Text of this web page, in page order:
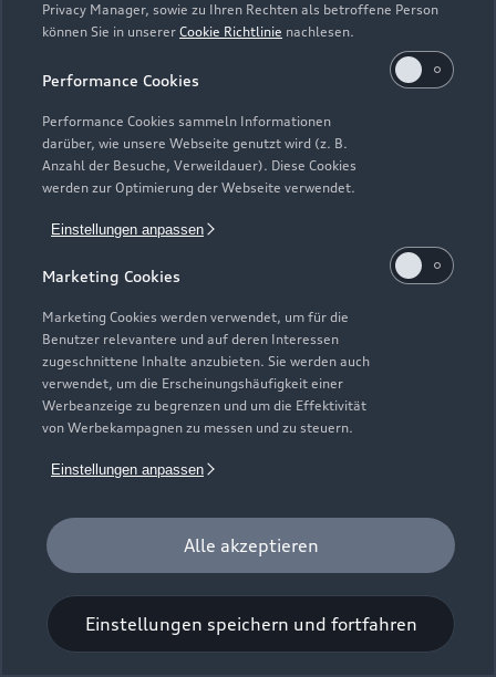
Privacy Manager, sowie zu Ihren Rechten als betroffene Person
können Sie in unserer Cookie Richtlinie nachlesen.
Performance Cookies
Performance Cookies sammeln Informationen
darüber, wie unsere Webseite genutzt wird (z. B.
Anzahl der Besuche, Verweildauer). Diese Cookies
werden zur Optimierung der Webseite verwendet.
Einstellungen anpassen
Marketing Cookies
Marketing Cookies werden verwendet, um für die
Benutzer relevantere und auf deren Interessen
zugeschnittene Inhalte anzubieten. Sie werden auch
verwendet, um die Erscheinungshäufigkeit einer
Werbeanzeige zu begrenzen und um die Effektivität
von Werbekampagnen zu messen und zu steuern.
Einstellungen anpassen
Alle akzeptieren
Einstellungen speichern und fortfahren
Zur Audi Shopping World
Universal-Reinigungstuch
Für einen glänzenden Eindruck.
Zur Audi Shopping World